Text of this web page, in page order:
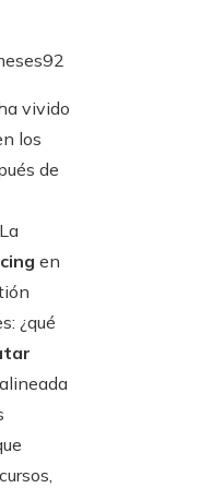
92
vivido
los
de
en
¿qué